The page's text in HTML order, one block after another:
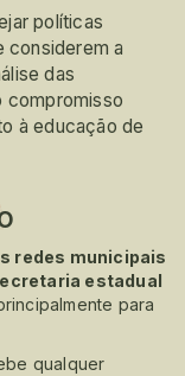
políticas
considerem a
das
compromisso
à educação de
redes municipais
estadual
principalmente para
qualquer